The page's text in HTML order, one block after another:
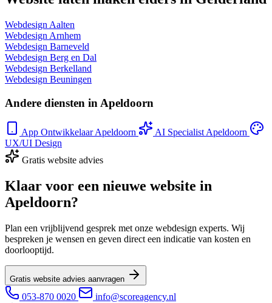
Webdesign Aalten
Webdesign Arnhem
Webdesign Barneveld
Webdesign Berg en Dal
Webdesign Berkelland
Webdesign Beuningen
Andere diensten in Apeldoorn
App Ontwikkelaar Apeldoorn
AI Specialist Apeldoorn
UX/UI Design
Gratis website advies
Klaar voor een nieuwe website in
Apeldoorn?
Plan een vrijblijvend gesprek met onze webdesign experts. Wij
bespreken je wensen en geven direct een indicatie van kosten en
doorlooptijd.
Gratis website advies aanvragen
053-870 0020 info@scoreagency.nl